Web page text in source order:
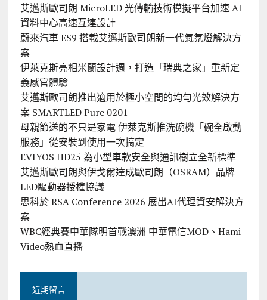
艾邁斯歐司朗 MicroLED 光傳輸技術模擬平台加速 AI
資料中心高速互連設計
蔚來汽車 ES9 搭載艾邁斯歐司朗新一代氣氛燈解決方
案
伊萊克斯亮相米蘭設計週，打造「瑞典之家」重新定
義感官體驗
艾邁斯歐司朗推出適用於極小空間的均勻光效解決方
案 SMARTLED Pure 0201
母親節送的不只是家電 伊萊克斯推洗碗機「碗全啟動
服務」從安裝到使用一次搞定
EVIYOS HD25 為小型車款安全與通訊樹立全新標準
艾邁斯歐司朗與伊戈爾達成歐司朗（OSRAM）品牌
LED驅動器授權協議
思科於 RSA Conference 2026 展出AI代理資安解決方
案
WBC經典賽中華隊明首戰澳洲 中華電信MOD、Hami
Video熱血直播
近期留言